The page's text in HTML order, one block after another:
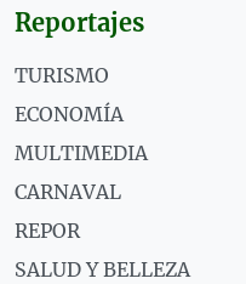
Reportajes
TURISMO
ECONOMÍA
MULTIMEDIA
CARNAVAL
REPOR
SALUD Y BELLEZA